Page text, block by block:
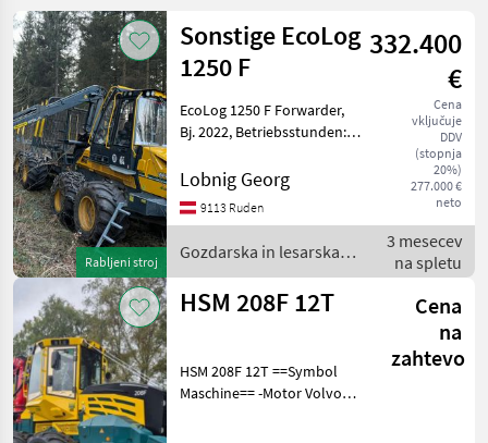
Kategorija 3 Država Filtri
TRENUTNA
POT
Gozdarska
tehnika
Gozdarska In
Lesarska
Mehanizacija
Forvarder
IZBERITE
KATEGORIJO
Sonstige
7
John Deere
2
Ponastavi
Prikaži 12
rezultatov
Rabljeni stroj
Sonstige EcoLog
1250 F
332.400
€
Cena
vključuje
DDV
(stopnja
20%)
277.000 €
neto
EcoLog 1250 F Forwarder,
Bj. 2022, Betriebsstunden:
Boogie Lift, Aktive Boogie,
hydraulisches Frontschild
Kran: Epsilon S110F, Kran-
Lobnig Georg
9113 Ruden
Gozdarska in lesarska
mehanizacija / Sonstige
3 mesecev
na spletu
HSM 208F 12T
Cena
na
zahtevo
HSM 208F 12T ==Symbol
Maschine== -Motor Volvo